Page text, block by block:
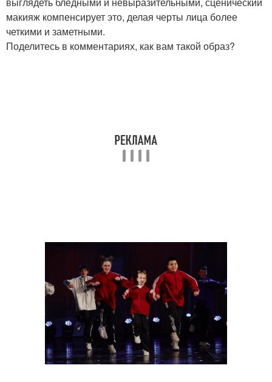
макияж компенсирует это, делая черты лица более
четкими и заметными.
Поделитесь в комментариях, как вам такой образ?